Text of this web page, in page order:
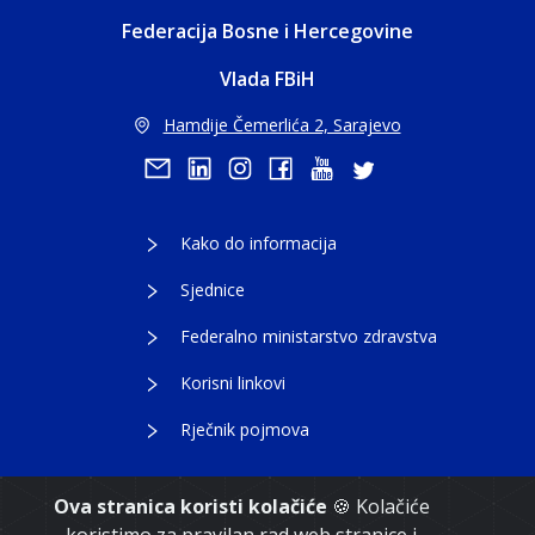
Ova stranica koristi kolačiće 🍪 Kolačiće
Federacija Bosne i Hercegovine
Vlada FBiH
Hamdije Čemerlića 2, Sarajevo
Kako do informacija
Sjednice
Federalno ministarstvo zdravstva
Korisni linkovi
Rječnik pojmova